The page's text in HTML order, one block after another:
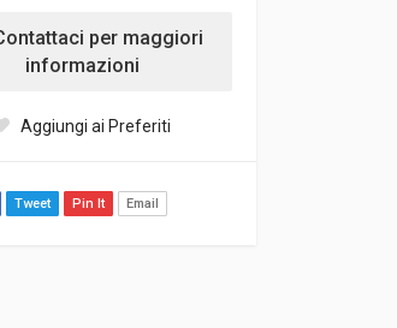
per maggiori
informazioni
Aggiungi ai Preferiti
Tweet Pin It Email